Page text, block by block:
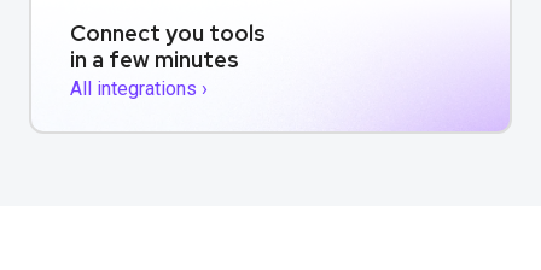
Connect you tools
in a few minutes
All integrations ›